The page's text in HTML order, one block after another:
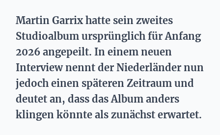
Martin Garrix hatte sein zweites
Studioalbum ursprünglich für Anfang
2026 angepeilt. In einem neuen
Interview nennt der Niederländer nun
jedoch einen späteren Zeitraum und
deutet an, dass das Album anders
klingen könnte als zunächst erwartet.